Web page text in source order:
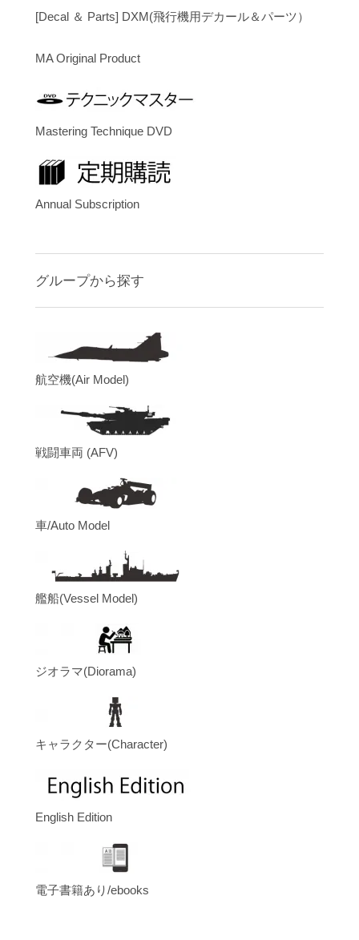
[Decal ＆ Parts] DXM(飛行機用デカール＆パーツ）
MA Original Product
Mastering Technique DVD
Annual Subscription
グループから探す
航空機(Air Model)
戦闘車両 (AFV)
車/Auto Model
艦船(Vessel Model)
ジオラマ(Diorama)
キャラクター(Character)
English Edition
電子書籍あり/ebooks